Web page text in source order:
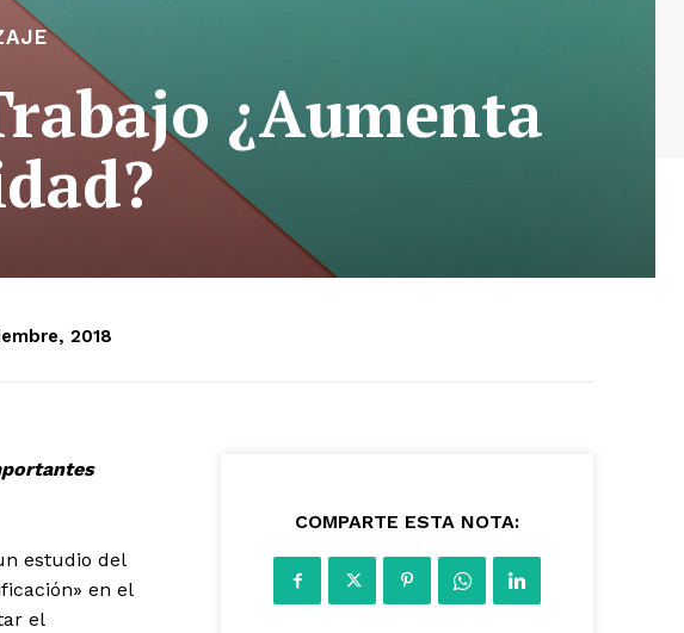
¿Aumenta
2018
estudio del
en el
el
COMPARTE ESTA NOTA: